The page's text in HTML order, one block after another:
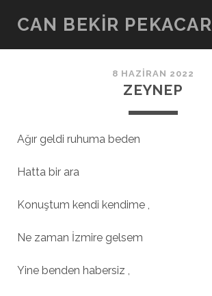
CAN BEKIR PEKACAR
8 HAZIRAN 2022
ZEYNEP
Ağır geldi ruhuma beden
Hatta bir ara
Konuştum kendi kendime ,
Ne zaman İzmire gelsem
Yine benden habersiz ,